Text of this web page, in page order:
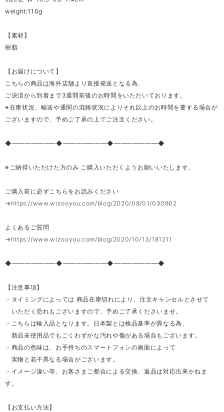
weight:110g
【素材】
樹脂
【お届けについて】
こちらの商品は海外店舗より直接発送となる為、
ご決済から到着まで3週間前後のお時間をいただいております。
※在庫状況、輸送や通関の混雑状況によりそれ以上のお時間を要する場合が
ございますので、予めご了承の上でご注文ください。
◆―――――――◆―――――――◆―――――――◆
※ご納得いただけた方のみ ご購入いただくようお願いいたします。
ご購入前に必ずこちらをお読みください
→ https://www.wizooyou.com/blog/2020/08/01/030802
よくあるご質問
→ https://www.wizooyou.com/blog/2020/10/13/181211
◆―――――――◆―――――――◆―――――――◆
【注意事項】
・タイミングによっては 商品在庫切れにより、注文キャンセルとさせて
いただく恐れもございますので、予めご了承くださいませ。
・こちらは輸入品となります。日本製とは検品基準が異なる為、
新品未使用品でもごくわずかな汚れや傷がある場合もございます。
・商品の色味は、お手持ちのスマートフォンの画面によって
実物と若干異なる場合がございます。
・イメージ違い等、お客さまご都合による交換、返品は対応出来かねま
す。
【お支払い方法】